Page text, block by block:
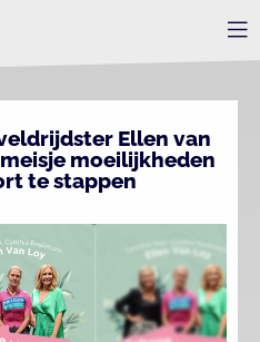
Ellen van
moeilijkheden
te stappen